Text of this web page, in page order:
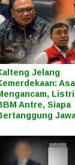
Jelang
Antre, Siapa